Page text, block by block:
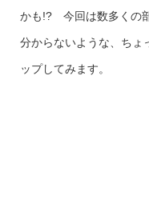
かも!?今回は数多くの
分からないような、ちょ
ップしてみます。